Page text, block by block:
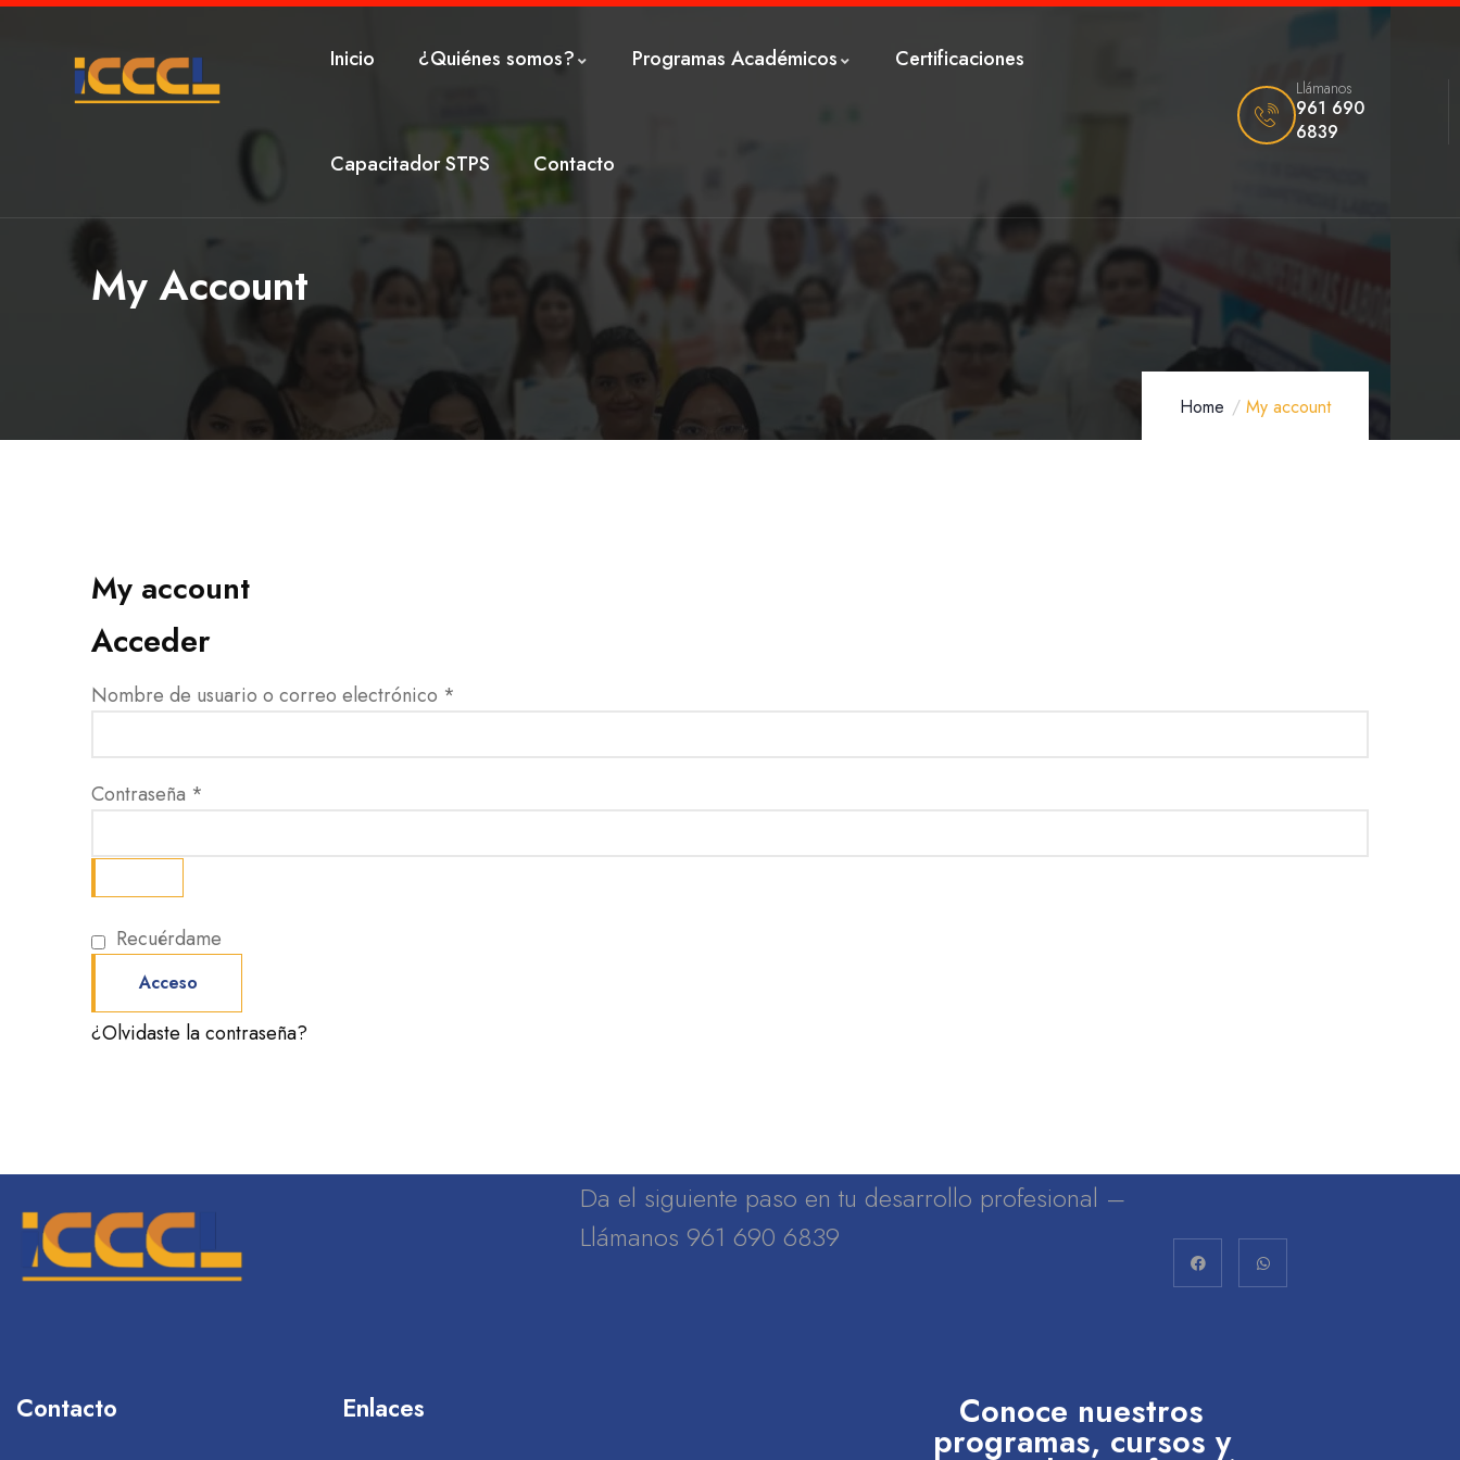
Inicio ¿Quiénes somos? Programas Académicos Certificaciones
Capacitador STPS Contacto
Llámanos
961 690
6839
My Account
Home My account
My account
Acceder
Nombre de usuario o correo electrónico *
Contraseña *
Recuérdame
Acceso
¿Olvidaste la contraseña?
Da el siguiente paso en tu desarrollo profesional –
Llámanos 961 690 6839
Contacto Enlaces Conoce nuestros
programas, cursos y